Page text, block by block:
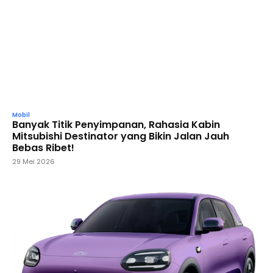
Mobil
Banyak Titik Penyimpanan, Rahasia Kabin
Mitsubishi Destinator yang Bikin Jalan Jauh
Bebas Ribet!
29 Mei 2026